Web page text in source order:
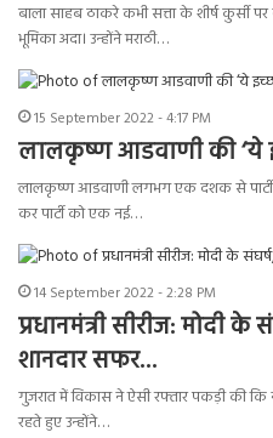
बाला साहब ठाकरे कभी सत्ता के शीर्ष कुर्सी
भूमिका अदा। उन्होंने मराठी…
15 September 2022 - 4:17 PM
लालकृष्ण आडवाणी की ‘ये
लालकृष्ण आडवाणी लगभग एक दशक से पार्टी
कर पार्टी को एक नई…
14 September 2022 - 2:28 PM
प्रधानमंत्री सीरीज: मोदी
शानदार सफर…
गुजरात में विकास ने ऐसी रफ्तार पकड़ी की कि
रहते हुए उन्होंने…